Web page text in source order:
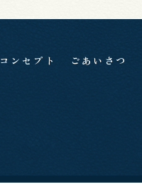
コンセプト ごあいさつ